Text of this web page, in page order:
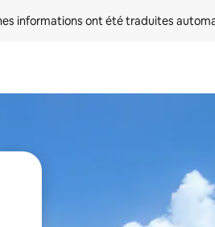
informations ont été traduites